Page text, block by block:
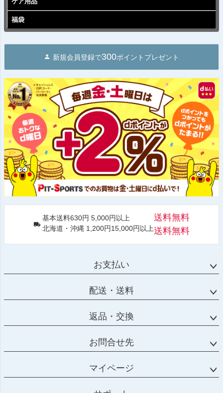
福袋
新規会員登録で300ポイントプレゼント
基本送料630円 5,000円以上
北海道・沖縄 1,200円15,000円以上
送料無料
送料無料
お支払い
配送・送料
返品・交換
お問合せ先
マイページ